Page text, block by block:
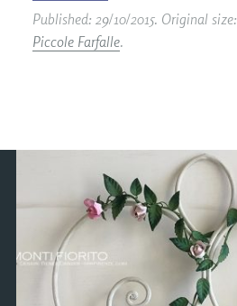
Published: 29/10/2015. Original size:
Piccole Farfalle.